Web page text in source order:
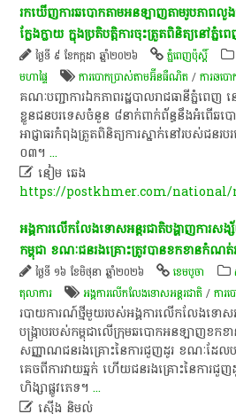
រកឃើញ​ការ​ឆបោក​តាម​អនឡាញ​តាម​រូបភាព​
ក្លែងក្លាយ ក្នុង​ប្រតិបត្តិការ​ចុះ​ត្រួត​ពិនិត្យ​នៅ​ភ្នំព
ថ្ងៃទី ៩ ខែកក្កដា ឆ្នាំ២០២៦ ភ្នំពេញប៉ុស្តិ៍
មហាផ្ទៃ
ការបោកប្រាស់តាមអ៊ីនធឺណិត /ការ​ឆប
គណៈ​បញ្ជាកា​រ​​​ឯកភាព​រដ្ឋបា​ល​រា​ជ​ធា​នី​ភ្នំពេញ
ខ្លួន​ជនបរទេស​ចំនួន ៨​នាក់​ពាក់​ព័ន្ធ​នឹងអំពើ​ឆ
អាជ្ញាធរ​កំពុងត្រួត​ពិនិត្យ​ការ​ស្នាក់នៅ​របស់​ជន
០៣។...
 នៀម ឆេង
https://postkhmer.com/national/
អង្គការលើកលែងទោសអន្តរជាតិបង្ហាញការសង្
កម្ពុជា ខណៈជនរងគ្រោះត្រូវបានខកខានកំណ
ថ្ងៃទី ១៦ ខែមិថុនា ឆ្នាំ២០២៦ ខេ​ម​បូ​ចា
តុលាការ
អង្គការ​លើក​លែង​ទោស​អន្តរជាតិ /ការ
របាយការណ៍ថ្មីមួយរបស់អង្គការលើកលែងទោស
បង្ក្រាបរបស់កម្ពុជាលើក្រុមឆបោកអនឡាញខកខ
សញ្ញាណជនរងគ្រោះនៃការជួញដូរ ខណៈដែលប
គេចពីការវាយឆ្មក់ ហើយជនរងគ្រោះនៃការជួញដូ
ហិង្សាផ្លូវភេទ។...
 ស៊ើង និមល់